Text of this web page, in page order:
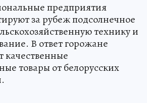
предприятия
за рубеж подсолнечное
технику и
В ответ горожане
качественные
товары от белорусских